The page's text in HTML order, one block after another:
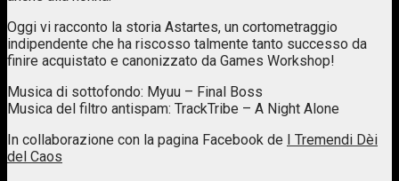
Oggi vi racconto la storia Astartes, un cortometraggio
indipendente che ha riscosso talmente tanto successo da
finire acquistato e canonizzato da Games Workshop!
Musica di sottofondo: Myuu – Final Boss
Musica del filtro antispam: TrackTribe – A Night Alone
In collaborazione con la pagina Facebook de I Tremendi Dèi
del Caos